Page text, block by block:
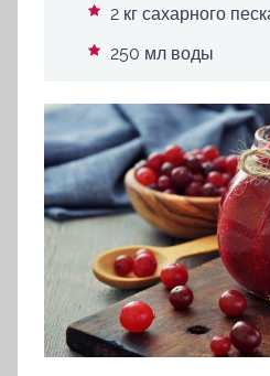
2 кг сахарного
250 мл воды